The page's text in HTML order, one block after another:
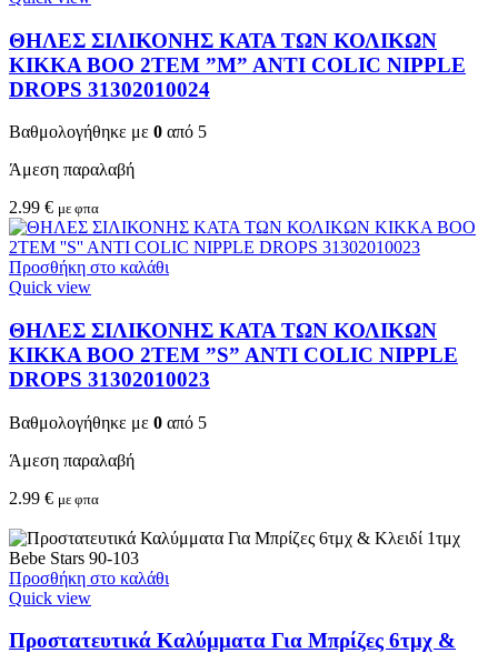
ΘΗΛΕΣ ΣΙΛΙΚΟΝΗΣ ΚΑΤΑ ΤΩΝ ΚΟΛΙΚΩΝ
KIKKA BOO 2TEM ”M” ANTI COLIC NIPPLE
DROPS 31302010024
Βαθμολογήθηκε με 0 από 5
Άμεση παραλαβή
2.99 € με φπα
Προσθήκη στο καλάθι
Quick view
ΘΗΛΕΣ ΣΙΛΙΚΟΝΗΣ ΚΑΤΑ ΤΩΝ ΚΟΛΙΚΩΝ
KIKKA BOO 2TEM ”S” ANTI COLIC NIPPLE
DROPS 31302010023
Βαθμολογήθηκε με 0 από 5
Άμεση παραλαβή
2.99 € με φπα
Προσθήκη στο καλάθι
Quick view
Προστατευτικά Καλύμματα Για Μπρίζες 6τμχ &